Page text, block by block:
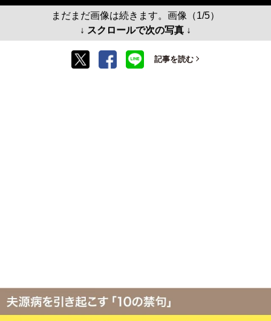
まだまだ画像は続きます。画像（1/5）
↓ スクロールで次の写真 ↓
記事を読む